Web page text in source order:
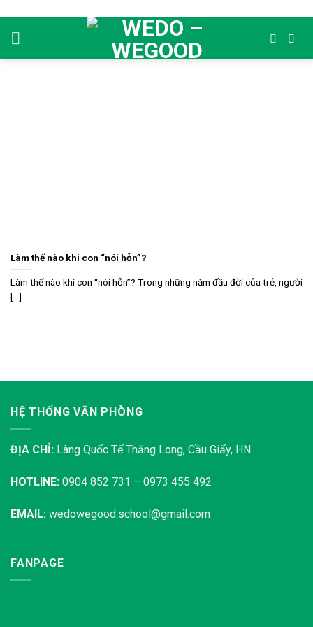
content
Làm thế nào khi con “nói hỗn”?
Làm thế nào khi con “nói hỗn”? Trong những năm đầu đời của trẻ, người
[...]
HỆ THỐNG VĂN PHÒNG
ĐỊA CHỈ: Làng Quốc Tế Thăng Long, Cầu Giấy, HN
HOTLINE: 0904 852 731 – 0973 455 492
EMAIL: wedowegood.school@gmail.com
FANPAGE